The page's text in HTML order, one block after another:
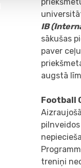
IB
sākušas
paver
augstā
Football
treniņi